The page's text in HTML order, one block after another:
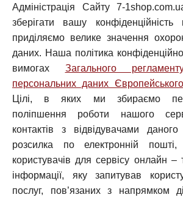
Адміністрація Сайту 7-
зберігати вашу
приділяємо велике значення
даних. Наша політика
вимогах Загального
персональних даних
Цілі, в яких ми збираємо
поліпшення роботи нашого
контактів з відвідувачами
розсилка по електронній
користувачів для сервісу онлайн –
інформації, яку запитував
послуг, пов’язаних з напрямком